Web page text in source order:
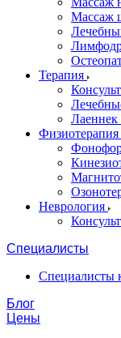
Массаж
Терапия
Лаеннек
Физиотерапия
Неврология
Специалисты
Специалисты
Блог
Цены